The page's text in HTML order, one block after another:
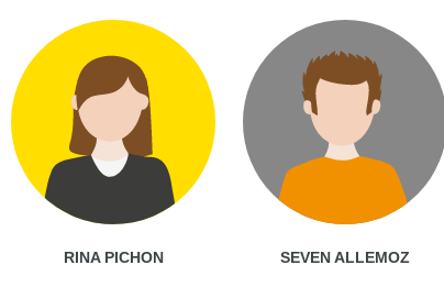
RINA PICHON SEVEN ALLEMOZ